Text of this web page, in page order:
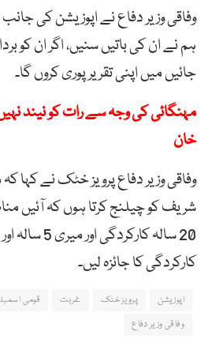
وفاقی وزیر دفاع نے اپوزیشن کی
ہم نے ان کی باتیں سنیں، اگر ان کو
جائیں میں اپنی تقریر پوری کروں گا۔
مہنگائی کی وجہ سے رات کو نیند
خان
وفاقی وزیر دفاع پرویز خٹک نے کہا
شریف کو چیلنج کرتا ہوں کہ آئیں
کارکردگی کا جائزہ لیں۔
اپوزیشن پرویز خٹک غربت قومی
وفاقی وزیر دفاع